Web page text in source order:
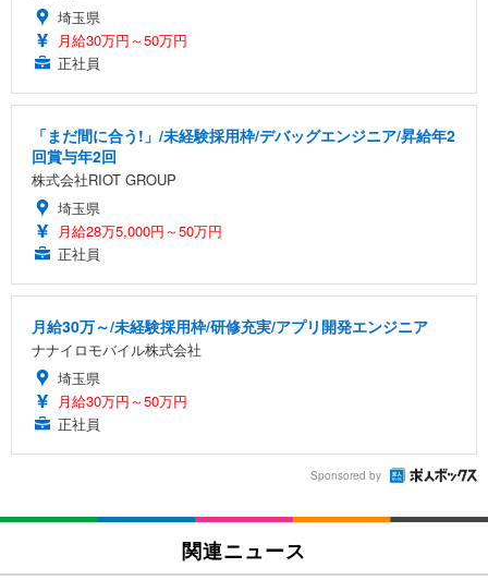
埼玉県
月給30万円～50万円
正社員
「まだ間に合う!」/未経験採用枠/デバッグエンジニア/昇給年2
回賞与年2回
株式会社RIOT GROUP
埼玉県
月給28万5,000円～50万円
正社員
月給30万～/未経験採用枠/研修充実/アプリ開発エンジニア
ナナイロモバイル株式会社
埼玉県
月給30万円～50万円
正社員
Sponsored by
関連ニュース